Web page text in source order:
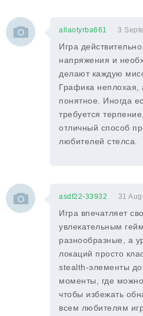
allaotyrba661 3
Игра
напряжения и
делают каждую
Графика неплохая,
понятное. Иногда
требуется
отличный способ
любителей стелса.
asdf22-33932 31
Игра впечатляет
увлекательным
разнообразные, а
локаций просто
stealth-элементы
моменты, где можно
чтобы избежать
всем любителям